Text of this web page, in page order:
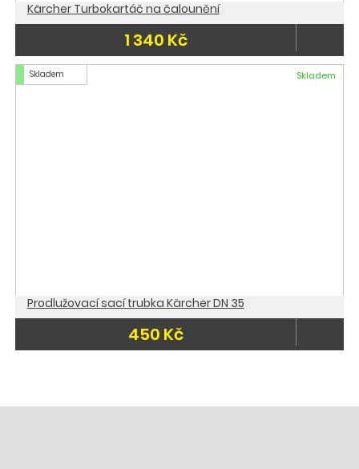
Kärcher Turbokartáč na čalounění
1 340 Kč
Skladem Skladem
Prodlužovací sací trubka Kärcher DN 35
450 Kč